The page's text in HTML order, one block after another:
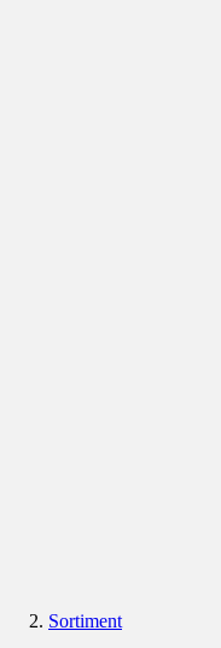
Sortiment